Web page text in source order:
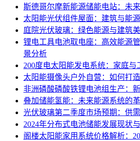
斯德哥尔摩新能源储能电站：未
太阳能光伏组件屋面：建筑与能
庭院光伏玻璃：绿色能源与建筑
锂电工具电池取电座：高效能源
景分析
200度电太阳能发电系统：家庭与
太阳能摄像头户外自营：如何打
非洲磷酸磷酸铁锂电池组生产：
叠加储能氢能：未来能源系统的
光伏玻璃第二季度市场预期：供
2024年分布式电池储能发展现状
阁楼太阳能家用系统价格解析：